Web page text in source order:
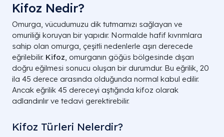
Kifoz Nedir?
Omurga, vücudumuzu dik tutmamızı sağlayan ve
omuriliği koruyan bir yapıdır. Normalde hafif kıvrımlara
sahip olan omurga, çeşitli nedenlerle aşırı derecede
eğrilebilir. Kifoz, omurganın göğüs bölgesinde dışarı
doğru eğilmesi sonucu oluşan bir durumdur. Bu eğrilik, 20
ila 45 derece arasında olduğunda normal kabul edilir.
Ancak eğrilik 45 dereceyi aştığında kifoz olarak
adlandırılır ve tedavi gerektirebilir.
Kifoz Türleri Nelerdir?